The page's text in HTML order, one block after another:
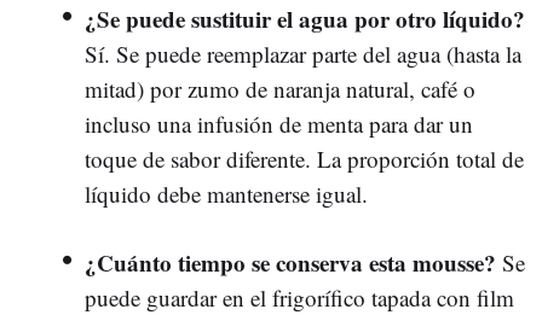
¿Se puede sustituir el agua por otro líquido?
Sí. Se puede reemplazar parte del agua (hasta la
mitad) por zumo de naranja natural, café o
incluso una infusión de menta para dar un
toque de sabor diferente. La proporción total de
líquido debe mantenerse igual.
¿Cuánto tiempo se conserva esta mousse? Se
puede guardar en el frigorífico tapada con film